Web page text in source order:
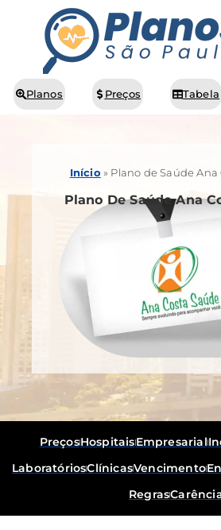
Planos Preços Tabela
Início » Plano de Saúde Ana
Plano De Saúde Ana
PreçosHospitaisEmpresarial
LaboratóriosClínicasVencimento
Regras